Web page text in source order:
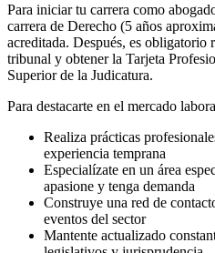
Para iniciar tu carrera como
carrera de Derecho (5 años
acreditada. Después, es obligatorio
tribunal y obtener la Tarjeta
Superior de la Judicatura.
Para destacarte en el mercado
Realiza prácticas
experiencia temprana
Especialízate en un área
apasione y tenga demanda
Construye una red de
eventos del sector
Mantente actualizado